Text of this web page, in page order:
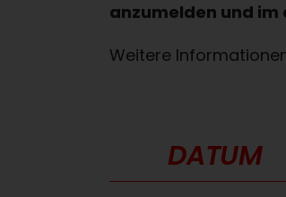
anzumelden und
Weitere
DATUM